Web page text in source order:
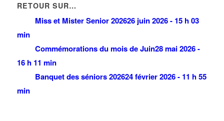
RETOUR SUR…
Miss et Mister Senior 202626 juin 2026 - 15 h 03
min
Commémorations du mois de Juin28 mai 2026 -
16 h 11 min
Banquet des séniors 202624 février 2026 - 11 h 55
min